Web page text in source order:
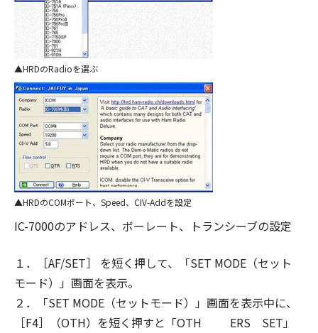
HRDのRadioを選ぶ
HRDのCOMポート、Speed、CIV-Addを設定
IC-7000のアドレス、ボーレート、トランシーブの設定
１．［AF/SET］ を短く押して、「SET MODE（セット
モード）」画面を表示。
２．「SET MODE（セットモード）」画面を表示中に、
［F4］（OTH）を短く押すと「OTH ERS SET」